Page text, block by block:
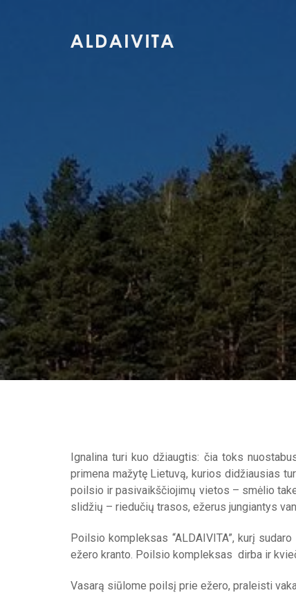
Ignalina turi kuo džiaugtis: čia toks
primena mažytę Lietuvą, kurios didžiausias
poilsio ir pasivaikščiojimų vietos – smėlio
slidžių – riedučių trasos, ežerus jungiantys
Poilsio kompleksas “ALDAIVITA”, kurį
ežero kranto. Poilsio kompleksas dirba ir
Vasarą siūlome poilsį prie ežero, praleisti